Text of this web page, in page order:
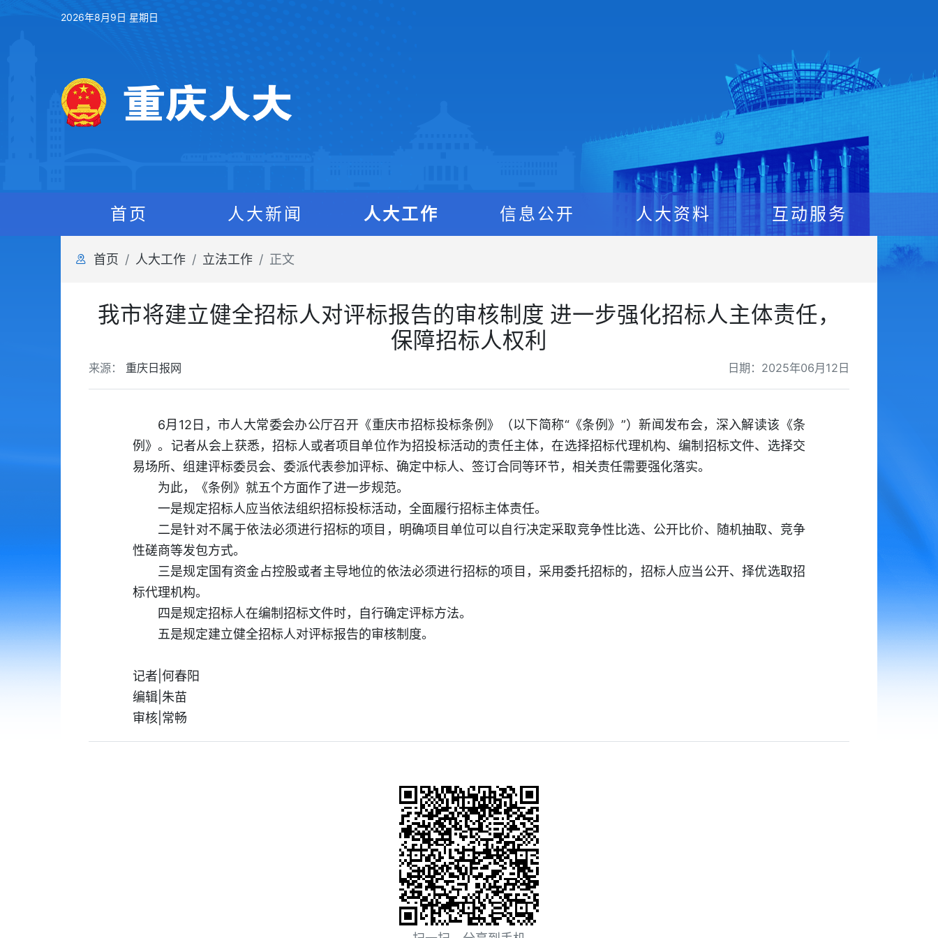
2026年8月9日 星期日
首页 人大新闻 人大工作 信息公开 人大资料 互动服务
首页 人大工作 立法工作 正文
我市将建立健全招标人对评标报告的审核制度 进一步强化招标人主体责任，
保障招标人权利
日期：2025年06月12日
来源： 重庆日报网
6月12日，市人大常委会办公厅召开《重庆市招标投标条例》（以下简称“《条例》”）新闻发布会，深入解读该《条
例》。记者从会上获悉，招标人或者项目单位作为招投标活动的责任主体，在选择招标代理机构、编制招标文件、选择交
易场所、组建评标委员会、委派代表参加评标、确定中标人、签订合同等环节，相关责任需要强化落实。
为此，《条例》就五个方面作了进一步规范。
一是规定招标人应当依法组织招标投标活动，全面履行招标主体责任。
二是针对不属于依法必须进行招标的项目，明确项目单位可以自行决定采取竞争性比选、公开比价、随机抽取、竞争
性磋商等发包方式。
三是规定国有资金占控股或者主导地位的依法必须进行招标的项目，采用委托招标的，招标人应当公开、择优选取招
标代理机构。
四是规定招标人在编制招标文件时，自行确定评标方法。
五是规定建立健全招标人对评标报告的审核制度。
记者|何春阳
编辑|朱苗
审核|常畅